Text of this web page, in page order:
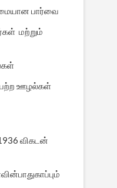
பார்வை
மற்றும்
ஊழல்கள்
விகடன்